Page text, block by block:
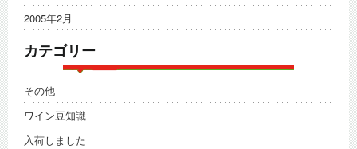
2005年2月
カテゴリー
その他
ワイン豆知識
入荷しました